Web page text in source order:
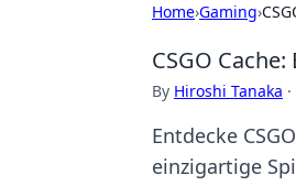
Home›Gaming›
CSGO
By Hiroshi Tanaka ·
Entdecke
einzigartige